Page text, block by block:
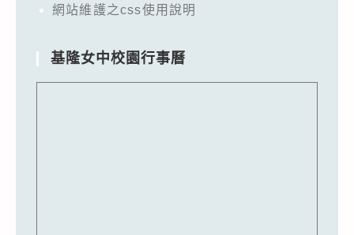
網站維護之css使用說明
基隆女中校園行事曆